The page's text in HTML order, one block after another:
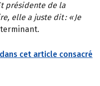
présidente de la
elle a juste dit : « Je
cet article consacré